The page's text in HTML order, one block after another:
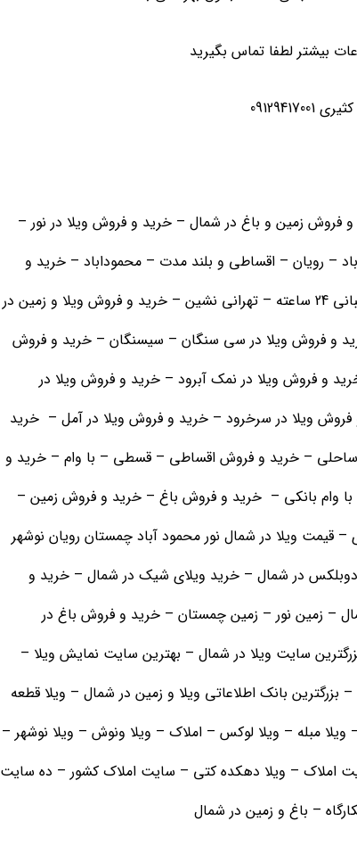
بیشتر لطفا تماس بگیرید
فروش زمین و باغ در شمال – خرید و فروش ویلا در نور –
– رویان – اقساطی و بلند مدت – محموداباد – خرید و
فروش ویلا و زمین در رامسر- ویلا در شهرک با نگهبانی 24 ساعته – تهرانی نشین – خرید و فروش ویلا و زمین در
و فروش ویلا در سی سنگان – سیسنگان – خرید و فروش
و فروش ویلا در نمک آبرود – خرید و فروش ویلا در
فروش ویلا در سرخرود – خرید و فروش ویلا در آمل – خرید
– خرید و فروش اقساطی – قسطی – با وام – خرید و
با وام بانکی – خرید و فروش باغ – خرید و فروش زمین –
– قیمت ویلا در شمال نور محمود آباد چمستان رویان نوشهر
در شمال – خرید ویلای شیک در شمال – خرید و
– زمین نور – زمین چمستان – خرید و فروش باغ در
سایت ویلا در شمال – بهترین سایت نمایش ویلا –
بانک اطلاعاتی ویلا و زمین در شمال – ویلا قطعه
مبله – ویلا لوکس – املاک – ویلا ونوش – ویلا نوشهر –
املاک – ویلا دهکده کتی – سایت املاک کشور – ده سایت
– باغ و زمين در شمال